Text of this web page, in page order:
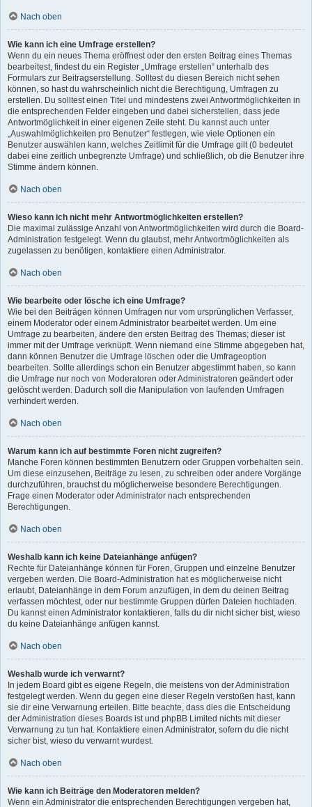
Nach oben
Wie kann ich eine Umfrage erstellen?
Wenn du ein neues Thema eröffnest oder den ersten Beitrag eines Themas
bearbeitest, findest du ein Register „Umfrage erstellen“ unterhalb des
Formulars zur Beitragserstellung. Solltest du diesen Bereich nicht sehen
können, so hast du wahrscheinlich nicht die Berechtigung, Umfragen zu
erstellen. Du solltest einen Titel und mindestens zwei Antwortmöglichkeiten in
die entsprechenden Felder eingeben und dabei sicherstellen, dass jede
Antwortmöglichkeit in einer eigenen Zeile steht. Du kannst auch unter
„Auswahlmöglichkeiten pro Benutzer“ festlegen, wie viele Optionen ein
Benutzer auswählen kann, welches Zeitlimit für die Umfrage gilt (0 bedeutet
dabei eine zeitlich unbegrenzte Umfrage) und schließlich, ob die Benutzer ihre
Stimme ändern können.
Nach oben
Wieso kann ich nicht mehr Antwortmöglichkeiten erstellen?
Die maximal zulässige Anzahl von Antwortmöglichkeiten wird durch die Board-
Administration festgelegt. Wenn du glaubst, mehr Antwortmöglichkeiten als
zugelassen zu benötigen, kontaktiere einen Administrator.
Nach oben
Wie bearbeite oder lösche ich eine Umfrage?
Wie bei den Beiträgen können Umfragen nur vom ursprünglichen Verfasser,
einem Moderator oder einem Administrator bearbeitet werden. Um eine
Umfrage zu bearbeiten, ändere den ersten Beitrag des Themas; dieser ist
immer mit der Umfrage verknüpft. Wenn niemand eine Stimme abgegeben hat,
dann können Benutzer die Umfrage löschen oder die Umfrageoption
bearbeiten. Sollte allerdings schon ein Benutzer abgestimmt haben, so kann
die Umfrage nur noch von Moderatoren oder Administratoren geändert oder
gelöscht werden. Dadurch soll die Manipulation von laufenden Umfragen
verhindert werden.
Nach oben
Warum kann ich auf bestimmte Foren nicht zugreifen?
Manche Foren können bestimmten Benutzern oder Gruppen vorbehalten sein.
Um diese einzusehen, Beiträge zu lesen, zu schreiben oder andere Vorgänge
durchzuführen, brauchst du möglicherweise besondere Berechtigungen.
Frage einen Moderator oder Administrator nach entsprechenden
Berechtigungen.
Nach oben
Weshalb kann ich keine Dateianhänge anfügen?
Rechte für Dateianhänge können für Foren, Gruppen und einzelne Benutzer
vergeben werden. Die Board-Administration hat es möglicherweise nicht
erlaubt, Dateianhänge in dem Forum anzufügen, in dem du deinen Beitrag
verfassen möchtest, oder nur bestimmte Gruppen dürfen Dateien hochladen.
Du kannst einen Administrator kontaktieren, falls du dir nicht sicher bist, wieso
du keine Dateianhänge anfügen kannst.
Nach oben
Weshalb wurde ich verwarnt?
In jedem Board gibt es eigene Regeln, die meistens von der Administration
festgelegt werden. Wenn du gegen eine dieser Regeln verstoßen hast, kann
sie dir eine Verwarnung erteilen. Bitte beachte, dass dies die Entscheidung
der Administration dieses Boards ist und phpBB Limited nichts mit dieser
Verwarnung zu tun hat. Kontaktiere einen Administrator, sofern du die nicht
sicher bist, wieso du verwarnt wurdest.
Nach oben
Wie kann ich Beiträge den Moderatoren melden?
Wenn ein Administrator die entsprechenden Berechtigungen vergeben hat,